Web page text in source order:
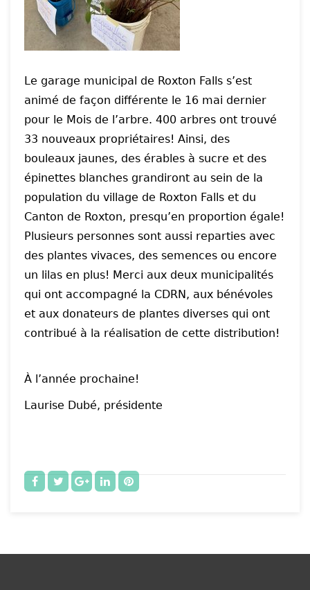
Le garage municipal de Roxton Falls s’est
animé de façon différente le 16 mai dernier
pour le Mois de l’arbre. 400 arbres ont trouvé
33 nouveaux propriétaires! Ainsi, des
bouleaux jaunes, des érables à sucre et des
épinettes blanches grandiront au sein de la
population du village de Roxton Falls et du
Canton de Roxton, presqu’en proportion égale!
Plusieurs personnes sont aussi reparties avec
des plantes vivaces, des semences ou encore
un lilas en plus! Merci aux deux municipalités
qui ont accompagné la CDRN, aux bénévoles
et aux donateurs de plantes diverses qui ont
contribué à la réalisation de cette distribution!
À l’année prochaine!
Laurise Dubé, présidente